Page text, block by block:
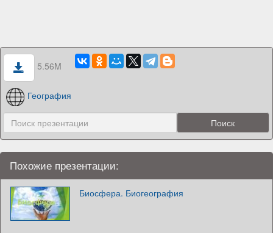
5.56M
География
Похожие презентации:
Биосфера. Биогеография